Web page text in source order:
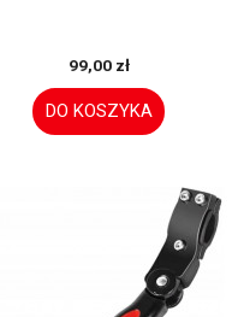
99,00 zł
DO KOSZYKA